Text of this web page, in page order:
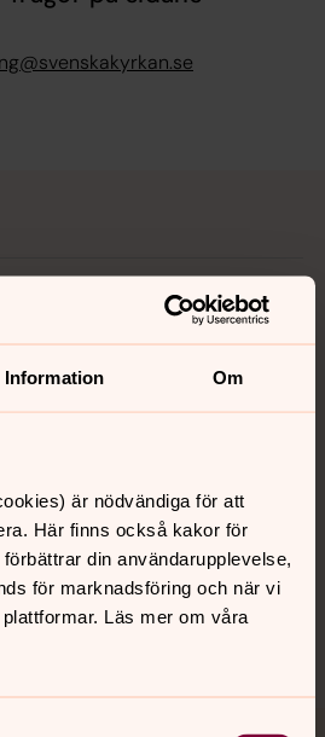
Information Om
är nödvändiga för att
Här finns också kakor för
din användarupplevelse,
för marknadsföring och när vi
Läs mer om våra